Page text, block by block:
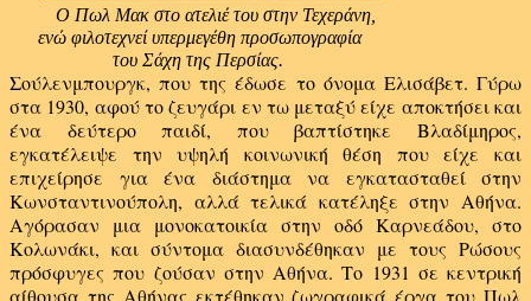
O Πωλ Μακ στο ατελιέ του στην Τεχεράνη,
ενώ φιλοτεχνεί υπερμεγέθη προσωπογραφία
του Σάχη της Περσίας.
Σούλενμπουργκ, που της έδωσε το όνομα Ελισάβετ. Γύρω
στα 1930, αφού το ζευγάρι εν τω μεταξύ είχε αποκτήσει και
ένα δεύτερο παιδί, που βαπτίστηκε Βλαδίμηρος,
εγκατέλειψε την υψηλή κοινωνική θέση που είχε και
επιχείρησε για ένα διάστημα να εγκατασταθεί στην
Κωνσταντινούπολη, αλλά τελικά κατέληξε στην Αθήνα.
Αγόρασαν μια μονοκατοικία στην οδό Καρνεάδου, στο
Κολωνάκι, και σύντομα διασυνδέθηκαν με τους Ρώσους
πρόσφυγες που ζούσαν στην Αθήνα. Το 1931 σε κεντρική
αίθουσα της Αθήνας εκτέθηκαν ζωγραφικά έργα του Πωλ